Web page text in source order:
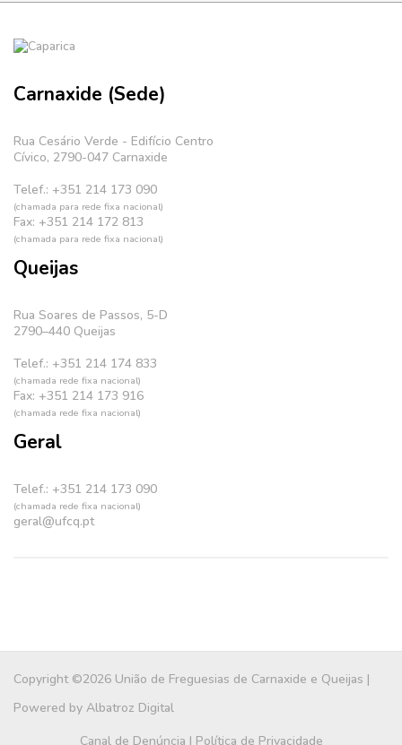
Carnaxide (Sede)
Rua Cesário Verde - Edifício Centro
Cívico, 2790-047 Carnaxide
Telef.: +351 214 173 090
(chamada para rede fixa nacional)
Fax: +351 214 172 813
(chamada para rede fixa nacional)
Queijas
Rua Soares de Passos, 5-D
2790–440 Queijas
Telef.: +351 214 174 833
(chamada rede fixa nacional)
Fax: +351 214 173 916
(chamada rede fixa nacional)
Geral
Telef.: +351 214 173 090
(chamada rede fixa nacional)
geral@ufcq.pt
Copyright ©2026 União de Freguesias de Carnaxide e Queijas |
Powered by Albatroz Digital
Canal de Denúncia | Política de Privacidade